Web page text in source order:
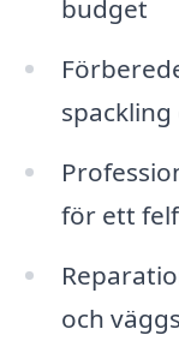
budget
för ett
och